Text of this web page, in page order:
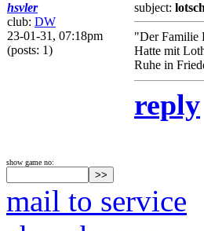
hsvler
club: DW
23-01-31, 07:18pm
(posts: 1)
subject:
"Der Familie
Hatte mit
Ruhe in
reply
show game no:
mail to service